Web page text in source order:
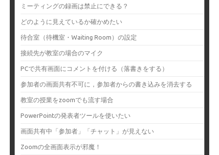
ミーティングの録画は禁止にできる？
どのように見えているか確かめたい
待合室（待機室・Waiting Room）の設定
接続先が教室の場合のマイク
PCで共有画面にコメントを付ける（落書きをする）
参加者の画面共有不可に，参加者からの書き込みを消去する
教室の授業をzoomでも流す場合
PowerPointの発表者ツールを使いたい
画面共有中「参加者」「チャット」が見えない
Zoomの全画面表示が邪魔！